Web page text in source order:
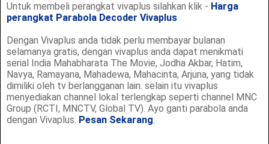
Untuk membeli perangkat vivaplus silahkan klik - Harga
perangkat Parabola Decoder Vivaplus
Dengan Vivaplus anda tidak perlu membayar bulanan
selamanya gratis, dengan vivaplus anda dapat menikmati
serial India Mahabharata The Movie, Jodha Akbar, Hatim,
Navya, Ramayana, Mahadewa, Mahacinta, Arjuna, yang tidak
dimiliki oleh tv berlangganan lain. selain itu vivaplus
menyediakan channel lokal terlengkap seperti channel MNC
Group (RCTI, MNCTV, Global TV). Ayo ganti parabola anda
dengan Vivaplus. Pesan Sekarang.